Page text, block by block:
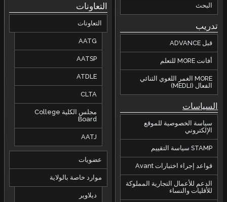
البحث
تدريب
قبل ADVANCE
أفانت MORE للتعلم
MORE الغمر اللغوي الثنائي
الفعال (MEDLI)
السياسات
سياسة الخصوصية للموقع
الإلكتروني
STAMP سياسة التقييم
قواعد إجراء اختبارات Avant
الدعم للأعمال التجارية المملوكة
للأقليات والنساء
التعاونات
التعاونات
AATG
AATSP
ATDLE
CLTA
مجلس الكلية College
Board
AATJ
عضويات
موارد خاصة بالولاية
ديلاوير